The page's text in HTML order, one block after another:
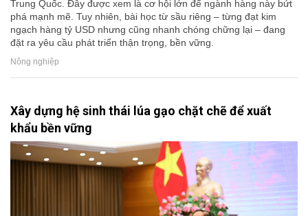
Trung Quốc. Đây được xem là cơ hội lớn để ngành hàng này bứt
phá mạnh mẽ. Tuy nhiên, bài học từ sầu riêng – từng đạt kim
ngạch hàng tỷ USD nhưng cũng nhanh chóng chững lại – đang
đặt ra yêu cầu phát triển thận trọng, bền vững.
Nông nghiệp
Xây dựng hệ sinh thái lúa gạo chặt chẽ để xuất
khẩu bền vững